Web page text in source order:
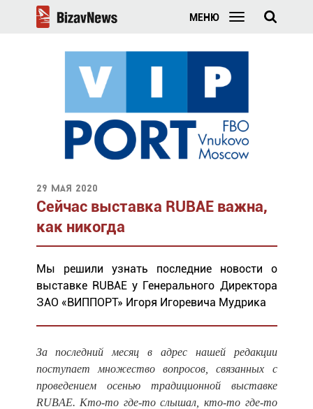
МЕНЮ
29 мая 2020
Сейчас выставка RUBAE важна,
как никогда
Мы решили узнать последние новости о
выставке RUBAE у Генерального Директора
ЗАО «ВИППОРТ» Игоря Игоревича Мудрика
За последний месяц в адрес нашей редакции
поступает множество вопросов, связанных с
проведением осенью традиционной выставке
RUBAE. Кто-то где-то слышал, кто-то где-то